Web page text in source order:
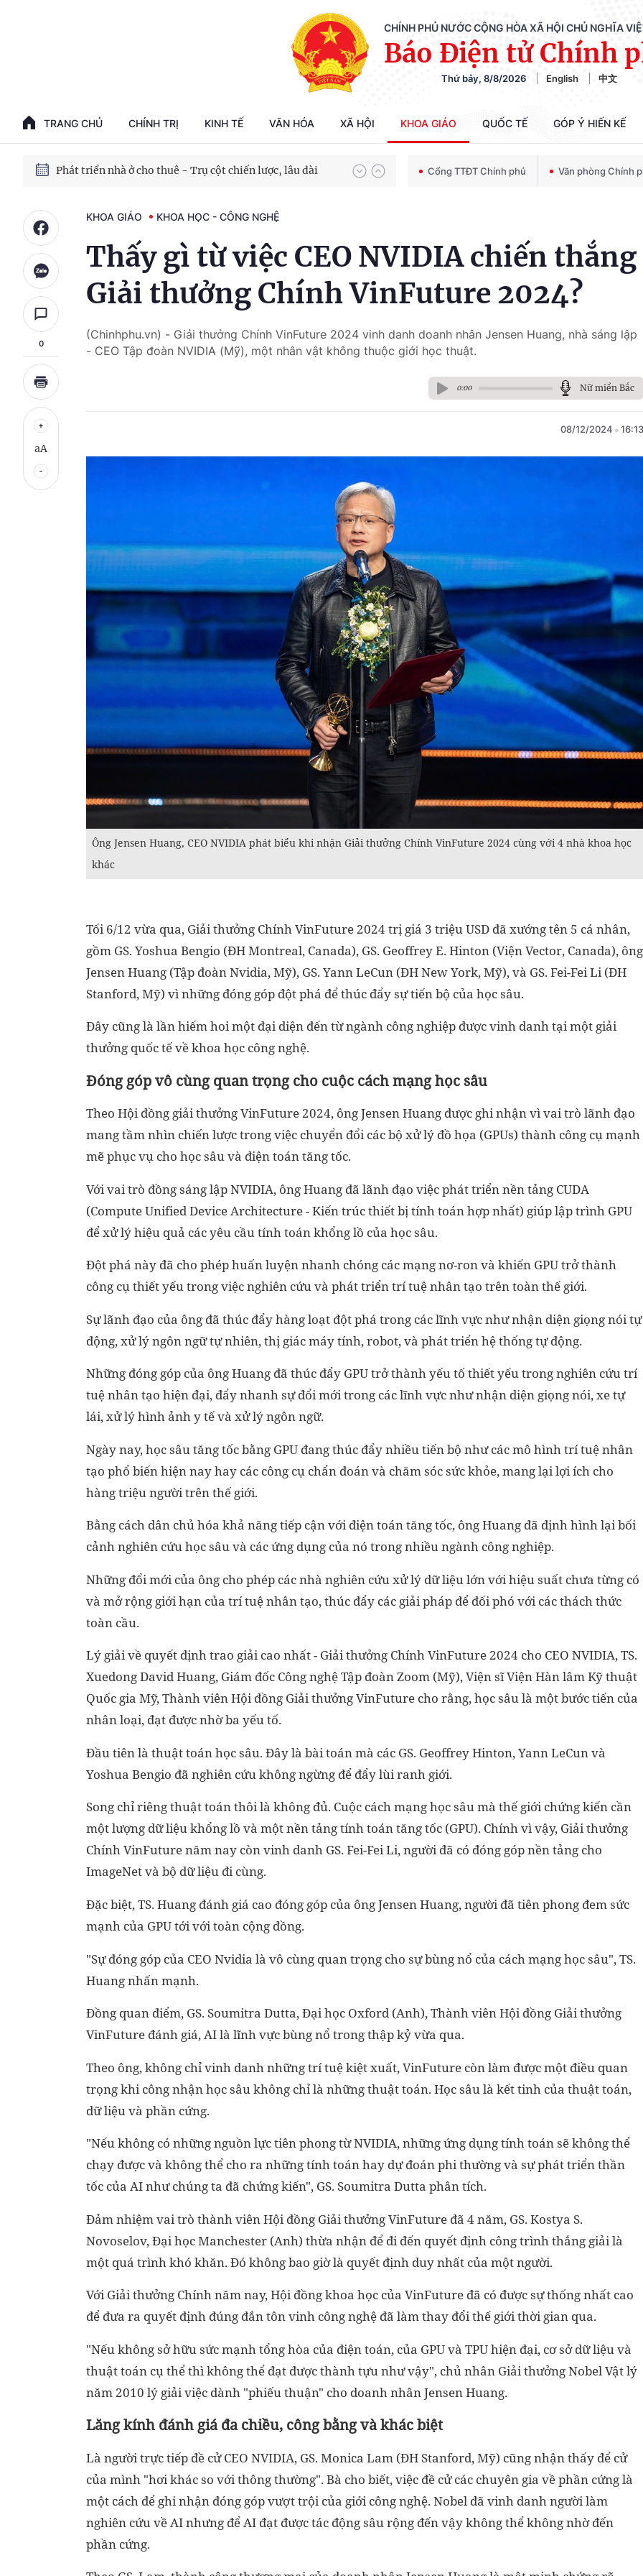
CHÍNH PHỦ NƯỚC CỘNG HÒA XÃ HỘI CHỦ NGHĨA
Báo Điện tử Chính
Thứ bảy, 8/8/2026 English 中文
TRANG CHỦ CHÍNH TRỊ KINH TẾ VĂN HÓA XÃ HỘI KHOA GIÁO QUỐC TẾ GÓP Ý HIẾN KẾ
Phát triển kinh tế nhà nước trong kỷ nguyên mới
Chiến dịch 500 ngày đêm tìm kiếm, quy tập và xác định danh tính hài cốt liệt sĩ
Bảo vệ nền tảng tư tưởng của Đảng trong kỷ nguyên phát triển mới
Phát triển nhà ở cho thuê - Trụ cột chiến lược, lâu dài Cổng TTĐT Chính phủ Văn phòng Chính
0
aA
KHOA GIÁO KHOA HỌC - CÔNG NGHỆ
Thấy gì từ việc CEO NVIDIA chiến thắng
Giải thưởng Chính VinFuture 2024?
(Chinhphu.vn) - Giải thưởng Chính VinFuture 2024 vinh danh doanh nhân Jensen Huang, nhà sáng lập
- CEO Tập đoàn NVIDIA (Mỹ), một nhân vật không thuộc giới học thuật.
0:00 Nữ miền Bắc
08/12/2024 16:13
Ông Jensen Huang, CEO NVIDIA phát biểu khi nhận Giải thưởng Chính VinFuture 2024 cùng với 4 nhà khoa học
khác
Tối 6/12 vừa qua, Giải thưởng Chính VinFuture 2024 trị giá 3 triệu USD đã xướng tên 5 cá nhân,
gồm GS. Yoshua Bengio (ĐH Montreal, Canada), GS. Geoffrey E. Hinton (Viện Vector, Canada), ông
Jensen Huang (Tập đoàn Nvidia, Mỹ), GS. Yann LeCun (ĐH New York, Mỹ), và GS. Fei-Fei Li (ĐH
Stanford, Mỹ) vì những đóng góp đột phá để thúc đẩy sự tiến bộ của học sâu.
Đây cũng là lần hiếm hoi một đại diện đến từ ngành công nghiệp được vinh danh tại một giải
thưởng quốc tế về khoa học công nghệ.
Đóng góp vô cùng quan trọng cho cuộc cách mạng học sâu
Theo Hội đồng giải thưởng VinFuture 2024, ông Jensen Huang được ghi nhận vì vai trò lãnh đạo
mang tầm nhìn chiến lược trong việc chuyển đổi các bộ xử lý đồ họa (GPUs) thành công cụ mạnh
mẽ phục vụ cho học sâu và điện toán tăng tốc.
Với vai trò đồng sáng lập NVIDIA, ông Huang đã lãnh đạo việc phát triển nền tảng CUDA
(Compute Unified Device Architecture - Kiến trúc thiết bị tính toán hợp nhất) giúp lập trình GPU
để xử lý hiệu quả các yêu cầu tính toán khổng lồ của học sâu.
Đột phá này đã cho phép huấn luyện nhanh chóng các mạng nơ-ron và khiến GPU trở thành
công cụ thiết yếu trong việc nghiên cứu và phát triển trí tuệ nhân tạo trên toàn thế giới.
Sự lãnh đạo của ông đã thúc đẩy hàng loạt đột phá trong các lĩnh vực như nhận diện giọng nói tự
động, xử lý ngôn ngữ tự nhiên, thị giác máy tính, robot, và phát triển hệ thống tự động.
Những đóng góp của ông Huang đã thúc đẩy GPU trở thành yếu tố thiết yếu trong nghiên cứu trí
tuệ nhân tạo hiện đại, đẩy nhanh sự đổi mới trong các lĩnh vực như nhận diện giọng nói, xe tự
lái, xử lý hình ảnh y tế và xử lý ngôn ngữ.
Ngày nay, học sâu tăng tốc bằng GPU đang thúc đẩy nhiều tiến bộ như các mô hình trí tuệ nhân
tạo phổ biến hiện nay hay các công cụ chẩn đoán và chăm sóc sức khỏe, mang lại lợi ích cho
hàng triệu người trên thế giới.
Bằng cách dân chủ hóa khả năng tiếp cận với điện toán tăng tốc, ông Huang đã định hình lại bối
cảnh nghiên cứu học sâu và các ứng dụng của nó trong nhiều ngành công nghiệp.
Những đổi mới của ông cho phép các nhà nghiên cứu xử lý dữ liệu lớn với hiệu suất chưa từng có
và mở rộng giới hạn của trí tuệ nhân tạo, thúc đẩy các giải pháp để đối phó với các thách thức
toàn cầu.
Lý giải về quyết định trao giải cao nhất - Giải thưởng Chính VinFuture 2024 cho CEO NVIDIA, TS.
Xuedong David Huang, Giám đốc Công nghệ Tập đoàn Zoom (Mỹ),Viện sĩ Viện Hàn lâm Kỹ thuật
Quốc gia Mỹ, Thành viên Hội đồng Giải thưởng VinFuture cho rằng,học sâu là một bước tiến của
nhân loại, đạt được nhờ ba yếu tố.
Đầu tiên là thuật toán học sâu. Đây là bài toán mà các GS. Geoffrey Hinton, Yann LeCun và
Yoshua Bengio đã nghiên cứu không ngừng để đẩy lùi ranh giới.
Song chỉ riêng thuật toán thôi là không đủ. Cuộc cách mạng học sâu mà thế giới chứng kiến cần
một lượng dữ liệu khổng lồ và một nền tảng tính toán tăng tốc (GPU). Chính vì vậy, Giải thưởng
Chính VinFuture năm nay còn vinh danh GS. Fei-Fei Li, người đã có đóng góp nền tảng cho
ImageNet và bộ dữ liệu đi cùng.
Đặc biệt, TS. Huang đánh giá cao đóng góp của ông Jensen Huang, người đã tiên phong đem sức
mạnh của GPU tới với toàn cộng đồng.
"Sự đóng góp của CEO Nvidia là vô cùng quan trọng cho sự bùng nổ của cách mạng học sâu", TS.
Huang nhấn mạnh.
Đồng quan điểm, GS. Soumitra Dutta, Đại học Oxford (Anh), Thành viên Hội đồng Giải thưởng
VinFuture đánh giá, AI là lĩnh vực bùng nổ trong thập kỷ vừa qua.
Theo ông, không chỉ vinh danh những trí tuệ kiệt xuất, VinFuture còn làm được một điều quan
trọng khi công nhận học sâu không chỉ là những thuật toán. Học sâu là kết tinh của thuật toán,
dữ liệu và phần cứng.
"Nếu không có những nguồn lực tiên phong từ NVIDIA, những ứng dụng tính toán sẽ không thể
chạy được và không thể cho ra những tính toán hay dự đoán phi thường và sự phát triển thần
tốc của AI như chúng ta đã chứng kiến", GS. Soumitra Dutta phân tích.
Đảm nhiệm vai trò thành viên Hội đồng Giải thưởng VinFuture đã 4 năm, GS. Kostya S.
Novoselov, Đại học Manchester (Anh) thừa nhận để đi đến quyết định công trình thắng giải là
một quá trình khó khăn. Đó không bao giờ là quyết định duy nhất của một người.
Với Giải thưởng Chính năm nay, Hội đồng khoa học của VinFuture đã có được sự thống nhất cao
để đưa ra quyết định đúng đắn tôn vinh công nghệ đã làm thay đổi thế giới thời gian qua.
"Nếu không sở hữu sức mạnh tổng hòa của điện toán, của GPU và TPU hiện đại, cơ sở dữ liệu và
thuật toán cụ thể thì không thể đạt được thành tựu như vậy", chủ nhân Giải thưởng Nobel Vật lý
năm 2010 lý giải việc dành "phiếu thuận" cho doanh nhân Jensen Huang.
Lăng kính đánh giá đa chiều, công bằng và khác biệt
Là người trực tiếp đề cử CEO NVIDIA, GS. Monica Lam (ĐH Stanford, Mỹ) cũng nhận thấy để cử
của mình "hơi khác so với thông thường". Bà cho biết, việc đề cử các chuyên gia về phần cứng là
một cách để ghi nhận đóng góp vượt trội của giới công nghệ. Nobel đã vinh danh người làm
nghiên cứu về AI nhưng để AI đạt được tác động sâu rộng đến vậy không thể không nhờ đến
phần cứng.